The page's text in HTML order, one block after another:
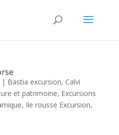
| Bastia excursion, Calvi
et patrimoine, Excursions
, Ile rousse Excursion,